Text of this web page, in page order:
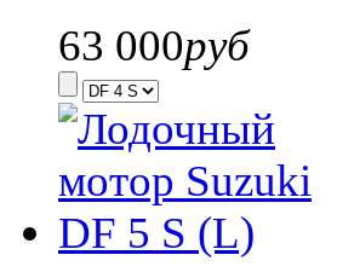
63 000руб